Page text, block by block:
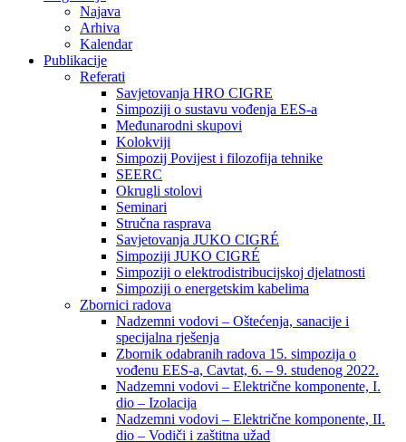
Najava
Arhiva
Kalendar
Publikacije
Referati
Savjetovanja HRO CIGRE
Simpoziji o sustavu vođenja EES-a
Međunarodni skupovi
Kolokviji​
Simpozij Povijest i filozofija tehnike
SEERC
Okrugli stolovi
Seminari​
Stručna rasprava​
Savjetovanja JUKO CIGRÉ
Simpoziji JUKO CIGRÉ
Simpoziji o elektrodistribucijskoj djelatnosti
Simpoziji o energetskim kabelima
Zbornici radova
Nadzemni vodovi – Oštećenja, sanacije i
specijalna rješenja
Zbornik odabranih radova 15. simpozija o
vođenu EES-a, Cavtat, 6. – 9. studenog 2022.
Nadzemni vodovi – Električne komponente, I.
dio – Izolacija
Nadzemni vodovi – Električne komponente, II.
dio – Vodiči i zaštitna užad